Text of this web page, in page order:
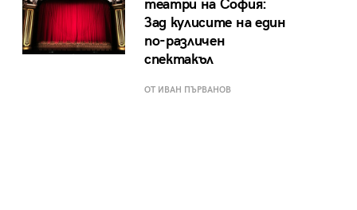
театри на София:
Зад кулисите на един
по-различен
спектакъл
ОТ ИВАН ПЪРВАНОВ